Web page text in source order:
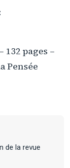
pages –
Pensée
de la revue